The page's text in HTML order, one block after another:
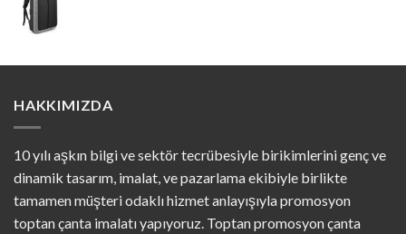
HAKKIMIZDA
10 yılı aşkın bilgi ve sektör tecrübesiyle birikimlerini genç ve
dinamik tasarım, imalat, ve pazarlama ekibiyle birlikte
tamamen müşteri odaklı hizmet anlayışıyla promosyon
toptan çanta imalatı yapıyoruz. Toptan promosyon çanta